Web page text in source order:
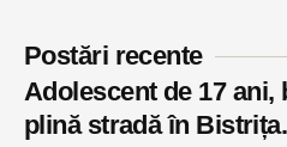
Postări recente
Adolescent de 17 ani,
plină stradă în